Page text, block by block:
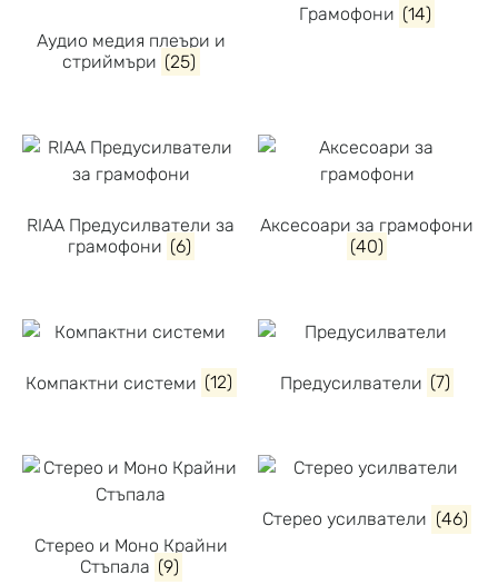
Аудио медия плеъри и
стриймъри (25)
Грамофони (14)
RIAA Предусилватели за
грамофони (6)
Аксесоари за грамофони
(40)
Компактни системи (12) Предусилватели (7)
Стерео и Моно Крайни
Стъпала (9)
Стерео усилватели (46)